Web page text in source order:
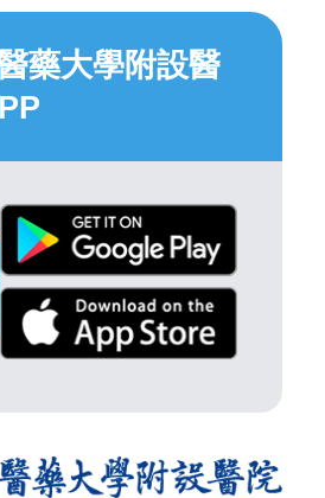
藥大學附設醫